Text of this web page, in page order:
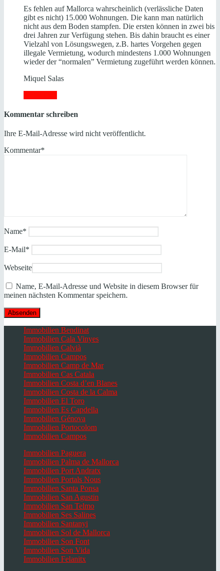
Es fehlen auf Mallorca wahrscheinlich (verlässliche Daten
gibt es nicht) 15.000 Wohnungen. Die kann man natürlich
nicht aus dem Boden stampfen. Die ersten können in zwei bis
drei Jahren zur Verfügung stehen. Bis dahin braucht es einer
Vielzahl von Lösungswegen, z.B. hartes Vorgehen gegen
illegale Vermietung, wodurch mindestens 1.000 Wohnungen
wieder der “normalen” Vermietung zugeführt werden können.
Miquel Salas
Kommentar schreiben
Ihre E-Mail-Adresse wird nicht veröffentlicht.
Kommentar*
Name*
E-Mail*
Webseite
Name, E-Mail-Adresse und Website in diesem Browser für
meinen nächsten Kommentar speichern.
Immobilien Bendinat
Immobilien Cala Vinyes
Immobilien Calvià
Immobilien Campos
Immobilien Camp de Mar
Immobilien Cas Catala
Immobilien Costa d’en Blanes
Immobilien Costa de la Calma
Immobilien El Toro
Immobilien Es Capdella
Immobilien Génova
Immobilien Portocolom
Immobilien Campos
Immobilien Paguera
Immobilien Palma de Mallorca
Immobilien Port Andratx
Immobilien Portals Nous
Immobilien Santa Ponsa
Immobilien San Agustin
Immobilien San Telmo
Immobilien Ses Salines
Immobilien Santanyi
Immobilien Sol de Mallorca
Immobilien Son Font
Immobilien Son Vida
Immobilien Felanitx